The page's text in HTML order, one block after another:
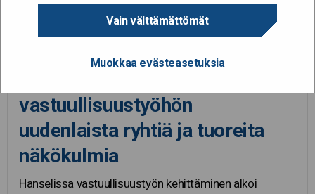
Vain välttämättömät
Muokkaa evästeasetuksia
vastuullisuustyöhön
uudenlaista ryhtiä ja tuoreita
näkökulmia
Hanselissa vastuullisuustyön kehittäminen alkoi